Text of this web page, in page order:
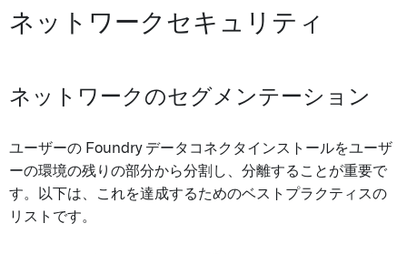
ネットワークセキュリティ
ネットワークのセグメンテーション
ユーザーの Foundry データコネクタインストールをユーザ
ーの環境の残りの部分から分割し、分離することが重要で
す。以下は、これを達成するためのベストプラクティスの
リストです。